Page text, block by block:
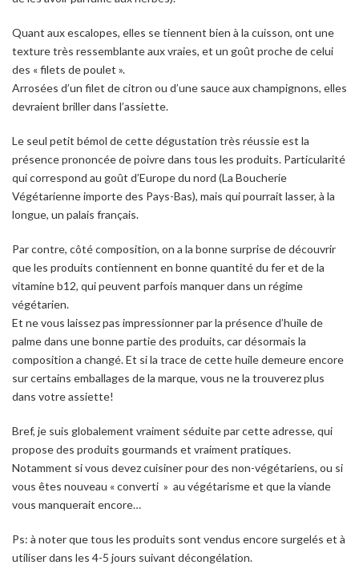
Quant aux escalopes, elles se tiennent bien à la cuisson, ont une
texture très ressemblante aux vraies, et un goût proche de celui
des « filets de poulet ».
Arrosées d’un filet de citron ou d’une sauce aux champignons, elles
devraient briller dans l’assiette.
Le seul petit bémol de cette dégustation très réussie est la
présence prononcée de poivre dans tous les produits. Particularité
qui correspond au goût d’Europe du nord (La Boucherie
Végétarienne importe des Pays-Bas), mais qui pourrait lasser, à la
longue, un palais français.
Par contre, côté composition, on a la bonne surprise de découvrir
que les produits contiennent en bonne quantité du fer et de la
vitamine b12, qui peuvent parfois manquer dans un régime
végétarien.
Et ne vous laissez pas impressionner par la présence d’huile de
palme dans une bonne partie des produits, car désormais la
composition a changé. Et si la trace de cette huile demeure encore
sur certains emballages de la marque, vous ne la trouverez plus
dans votre assiette!
Bref, je suis globalement vraiment séduite par cette adresse, qui
propose des produits gourmands et vraiment pratiques.
Notamment si vous devez cuisiner pour des non-végétariens, ou si
vous êtes nouveau « converti » au végétarisme et que la viande
vous manquerait encore…
Ps: à noter que tous les produits sont vendus encore surgelés et à
utiliser dans les 4-5 jours suivant décongélation.